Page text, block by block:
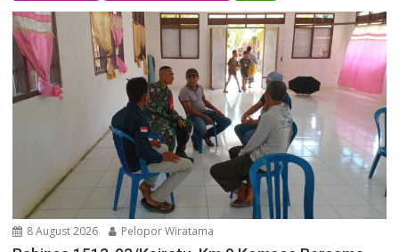
8 August 2026 Pelopor Wiratama